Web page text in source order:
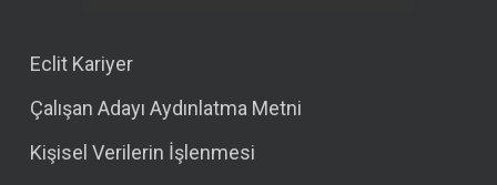
Eclit Kariyer
Çalışan Adayı Aydınlatma Metni
Kişisel Verilerin İşlenmesi